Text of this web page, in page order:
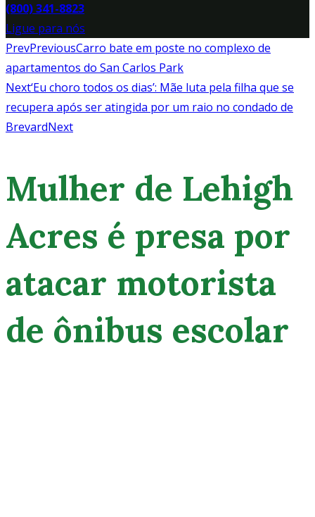
(800) 341-8823
Ligue para nós
PrevPreviousCarro bate em poste no complexo de
apartamentos do San Carlos Park
Next‘Eu choro todos os dias’: Mãe luta pela filha que se
recupera após ser atingida por um raio no condado de
BrevardNext
Mulher de Lehigh
Acres é presa por
atacar motorista
de ônibus escolar